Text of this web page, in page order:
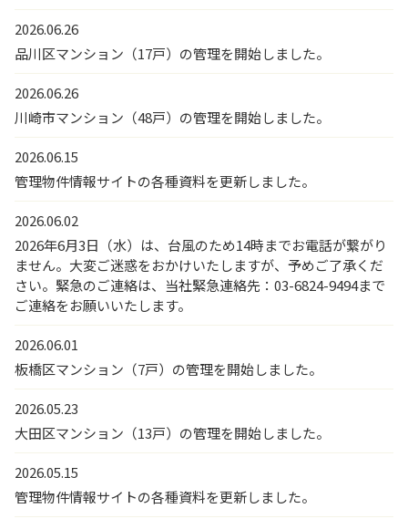
2026.06.26
品川区マンション（17戸）の管理を開始しました。
2026.06.26
川崎市マンション（48戸）の管理を開始しました。
2026.06.15
管理物件情報サイトの各種資料を更新しました。
2026.06.02
2026年6月3日（水）は、台風のため14時までお電話が繋がり
ません。大変ご迷惑をおかけいたしますが、予めご了承くだ
さい。緊急のご連絡は、当社緊急連絡先：03-6824-9494まで
ご連絡をお願いいたします。
2026.06.01
板橋区マンション（7戸）の管理を開始しました。
2026.05.23
大田区マンション（13戸）の管理を開始しました。
2026.05.15
管理物件情報サイトの各種資料を更新しました。